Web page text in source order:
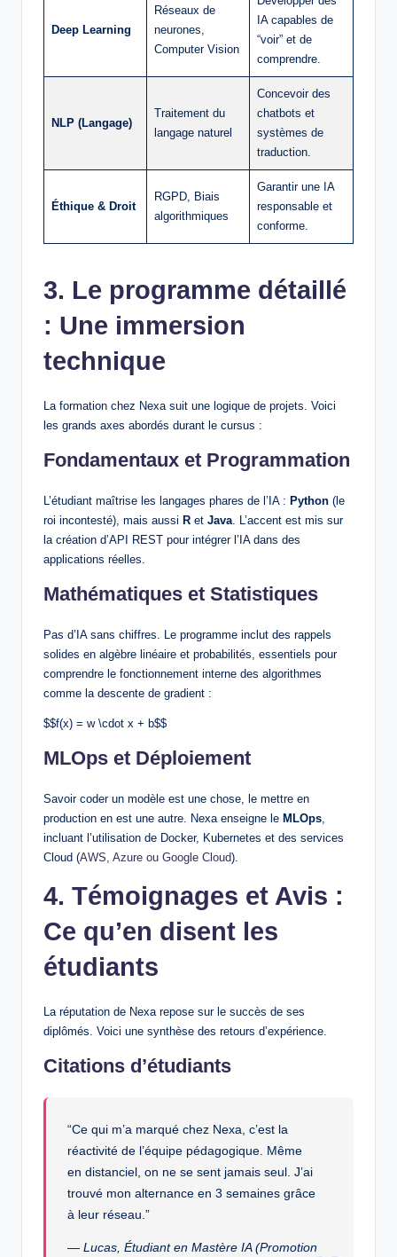
Deep Learning
Réseaux de
neurones,
Computer Vision
IA capables de
“voir” et de
comprendre.
NLP (Langage)
Traitement du
langage naturel
Concevoir des
chatbots et
systèmes de
traduction.
Éthique & Droit
RGPD, Biais
algorithmiques
Garantir une IA
responsable et
conforme.
3. Le programme détaillé
: Une immersion
technique
La formation chez Nexa suit une logique de projets. Voici
les grands axes abordés durant le cursus :
Fondamentaux et Programmation
L’étudiant maîtrise les langages phares de l’IA : Python (le
roi incontesté), mais aussi R et Java. L’accent est mis sur
la création d’API REST pour intégrer l’IA dans des
applications réelles.
Mathématiques et Statistiques
Pas d’IA sans chiffres. Le programme inclut des rappels
solides en algèbre linéaire et probabilités, essentiels pour
comprendre le fonctionnement interne des algorithmes
comme la descente de gradient :
$$f(x) = w \cdot x + b$$
MLOps et Déploiement
Savoir coder un modèle est une chose, le mettre en
production en est une autre. Nexa enseigne le MLOps,
incluant l’utilisation de Docker, Kubernetes et des services
Cloud (AWS, Azure ou Google Cloud).
4. Témoignages et Avis :
Ce qu’en disent les
étudiants
La réputation de Nexa repose sur le succès de ses
diplômés. Voici une synthèse des retours d’expérience.
Citations d’étudiants
“Ce qui m’a marqué chez Nexa, c’est la
réactivité de l’équipe pédagogique. Même
en distanciel, on ne se sent jamais seul. J’ai
trouvé mon alternance en 3 semaines grâce
à leur réseau.”
—Lucas, Étudiant en Mastère IA (Promotion